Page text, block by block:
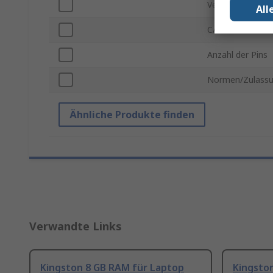
CAS-Latenz
Anzahl der Pins
Normen/
Ähnliche Produkte finden
Verwandte Links
Kingston 8 GB RAM für Laptop